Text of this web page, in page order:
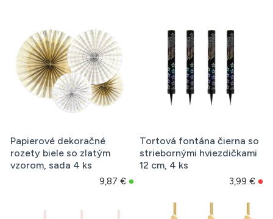
Papierové dekoračné
rozety biele so zlatým
vzorom, sada 4 ks
9,87 €
Tortová fontána čierna so
striebornými hviezdičkami
12 cm, 4 ks
3,99 €